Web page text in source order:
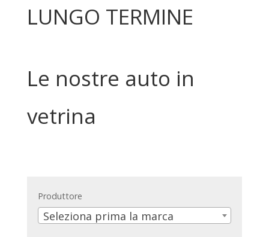
LUNGO TERMINE
Le nostre auto in
vetrina
Produttore
Seleziona prima la marca